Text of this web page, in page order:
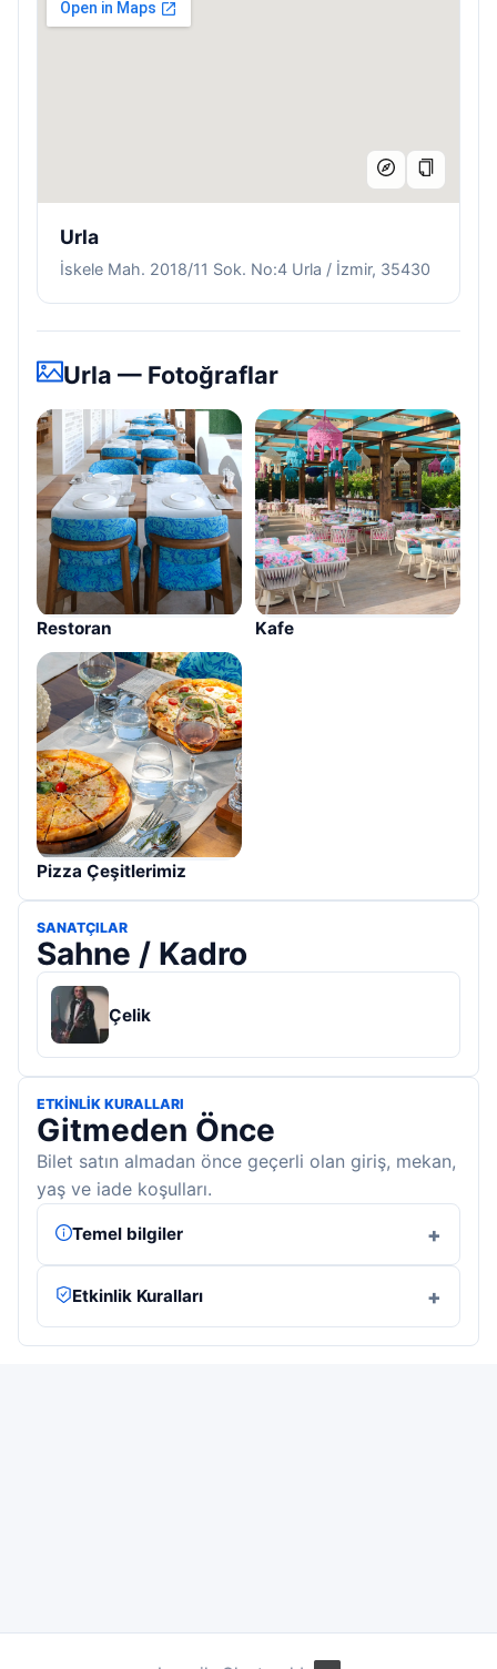
Urla
İskele Mah. 2018/11 Sok. No:4 Urla / İzmir, 35430
Urla — Fotoğraflar
Restoran Kafe
Pizza Çeşitlerimiz
SANATÇILAR
Sahne / Kadro
Çelik
ETKINLIK KURALLARI
Gitmeden Önce
Bilet satın almadan önce geçerli olan giriş, mekan,
yaş ve iade koşulları.
Temel bilgiler
Etkinlik Kuralları